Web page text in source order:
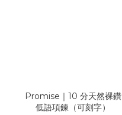
Promise｜10 分天然裸鑽
低語項鍊（可刻字）